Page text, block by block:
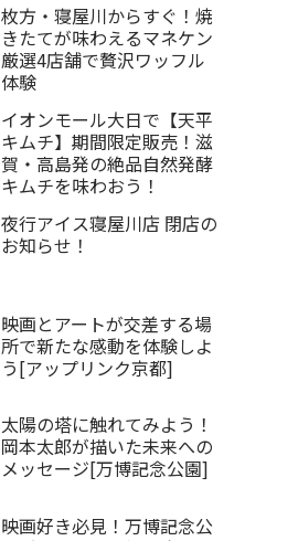
枚方・寝屋川からすぐ！焼
きたてが味わえるマネケン
厳選4店舗で贅沢ワッフル
体験
イオンモール大日で【天平
キムチ】期間限定販売！滋
賀・高島発の絶品自然発酵
キムチを味わおう！
夜行アイス寝屋川店 閉店の
お知らせ！
映画とアートが交差する場
所で新たな感動を体験しよ
う[アップリンク京都]
太陽の塔に触れてみよう！
岡本太郎が描いた未来への
メッセージ[万博記念公園]
映画好き必見！万博記念公